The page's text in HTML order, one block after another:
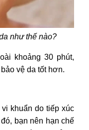
như thế nào?
khoảng 30 phút,
vệ da tốt hơn.
khuẩn do tiếp xúc
đó, bạn nên hạn chế